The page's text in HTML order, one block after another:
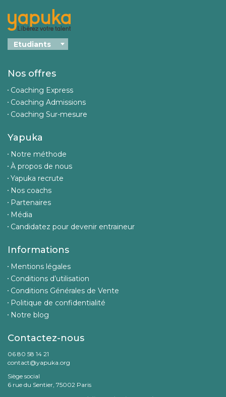
Nos offres
Coaching Express
Coaching Admissions
Coaching Sur-mesure
Yapuka
Notre méthode
À propos de nous
Yapuka recrute
Nos coachs
Partenaires
Média
Candidatez pour devenir entraineur
Informations
Mentions légales
Conditions d’utilisation
Conditions Générales de Vente
Politique de confidentialité
Notre blog
Contactez-nous
06 80 58 14 21
contact@yapuka.org
Siège social
6 rue du Sentier, 75002 Paris